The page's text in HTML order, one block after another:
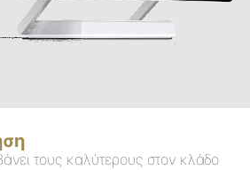
τους καλύτερους στον κλάδο